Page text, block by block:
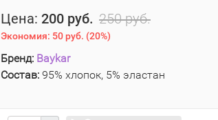
Цена: 200 руб. 250 руб.
Экономия: 50 руб. (20%)
Бренд: Baykar
Состав: 95% хлопок, 5% эластан